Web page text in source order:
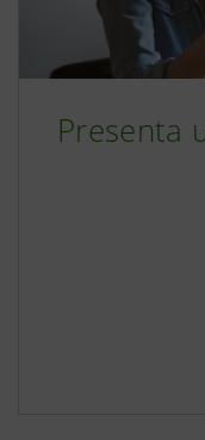
Presenta